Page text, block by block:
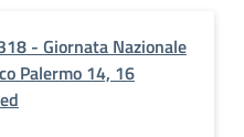
- Giornata Nazionale
Palermo 14, 16